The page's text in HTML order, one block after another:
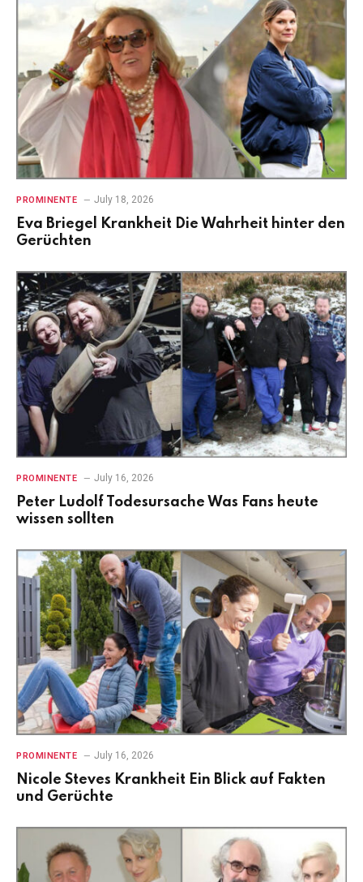
PROMINENTE July 18, 2026
Eva Briegel Krankheit Die Wahrheit hinter den
Gerüchten
PROMINENTE July 16, 2026
Peter Ludolf Todesursache Was Fans heute
wissen sollten
PROMINENTE July 16, 2026
Nicole Steves Krankheit Ein Blick auf Fakten
und Gerüchte